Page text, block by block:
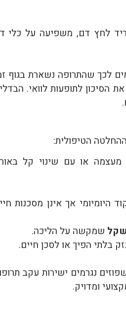
לחץ דם, משפיעה על כלי
לכך שהתרופה נשארת בגוף
הסיכון לתופעות לוואי.
הטיפולית:
או עם שינוי קל
אך אינן מסכנות
שמקשה על הליכה.
בלתי הפיך או לסכן חיים.
הבריאות ומחקרים בינלאומיים, כ-5% מהאשפוזים נגרמים ישירות עקב
ומדויק.